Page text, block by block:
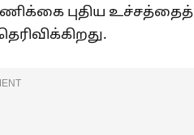
புதிய உச்சத்தைத்